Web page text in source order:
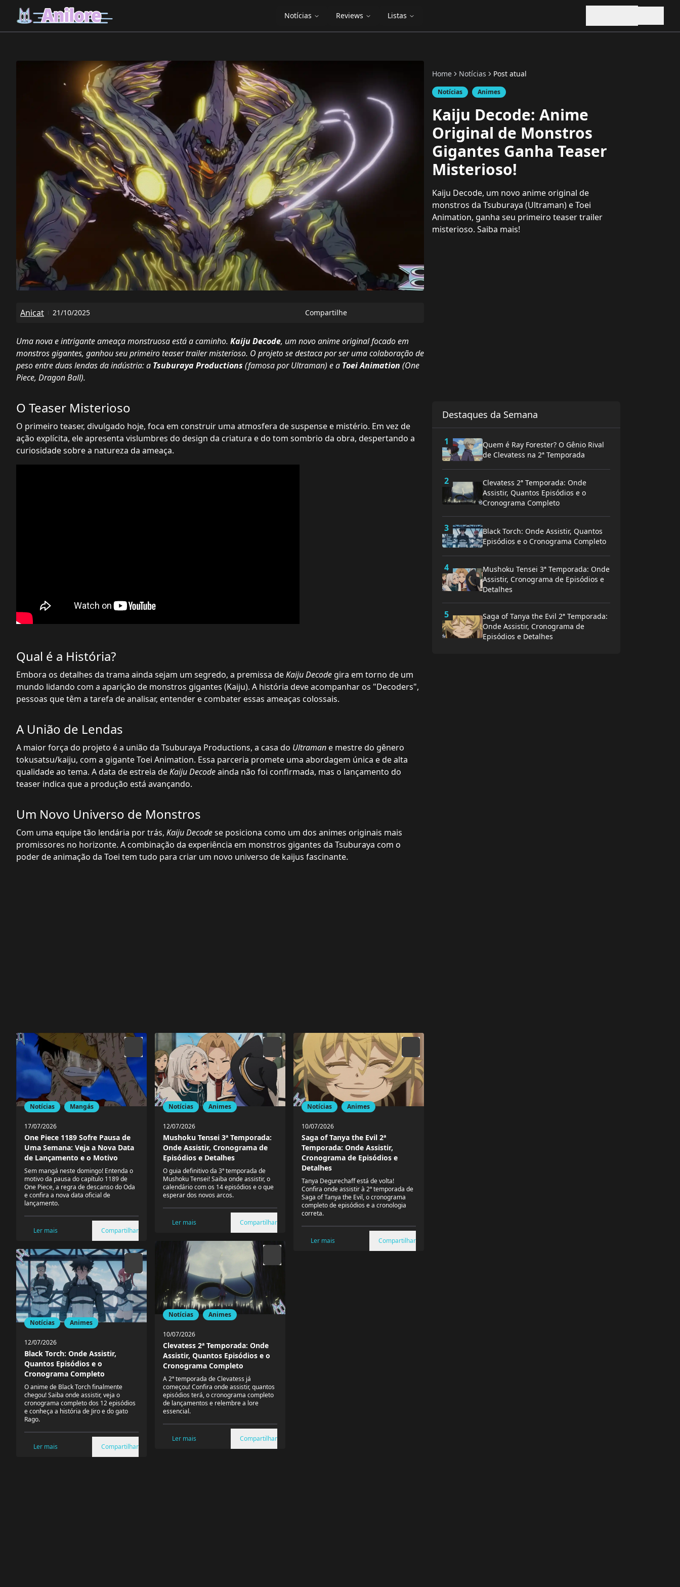
Notícias Reviews Listas
Home Notícias Post atual
Notícias Animes
Kaiju Decode: Anime
Original de Monstros
Gigantes Ganha Teaser
Misterioso!
Kaiju Decode, um novo anime original de
monstros da Tsuburaya (Ultraman) e Toei
Animation, ganha seu primeiro teaser trailer
misterioso. Saiba mais!
Destaques da Semana
1
Quem é Ray Forester? O Gênio Rival
de Clevatess na 2ª Temporada
2
Clevatess 2ª Temporada: Onde
Assistir, Quantos Episódios e o
Cronograma Completo
3
Black Torch: Onde Assistir, Quantos
Episódios e o Cronograma Completo
4
Mushoku Tensei 3ª Temporada: Onde
Assistir, Cronograma de Episódios e
Detalhes
5
Saga of Tanya the Evil 2ª Temporada:
Onde Assistir, Cronograma de
Episódios e Detalhes
Anicat 21/10/2025 Compartilhe
Uma nova e intrigante ameaça monstruosa está a caminho. Kaiju Decode, um novo anime original focado em
monstros gigantes, ganhou seu primeiro teaser trailer misterioso. O projeto se destaca por ser uma colaboração de
peso entre duas lendas da indústria: a Tsuburaya Productions (famosa porUltraman) e a Toei Animation (One
Piece, Dragon Ball).
O Teaser Misterioso
O primeiro teaser, divulgado hoje, foca em construir uma atmosfera de suspense e mistério. Em vez de
ação explícita, ele apresenta vislumbres do design da criatura e do tom sombrio da obra, despertando a
curiosidade sobre a natureza da ameaça.
Qual é a História?
Embora os detalhes da trama ainda sejam um segredo, a premissa deKaiju Decode gira em torno de um
mundo lidando com a aparição de monstros gigantes (Kaiju). A história deve acompanhar os "Decoders",
pessoas que têm a tarefa de analisar, entender e combater essas ameaças colossais.
A União de Lendas
A maior força do projeto é a união da Tsuburaya Productions, a casa do Ultraman e mestre do gênero
tokusatsu/kaiju, com a gigante Toei Animation. Essa parceria promete uma abordagem única e de alta
qualidade ao tema. A data de estreia deKaiju Decodeainda não foi confirmada, mas o lançamento do
teaser indica que a produção está avançando.
Um Novo Universo de Monstros
Com uma equipe tão lendária por trás, Kaiju Decodese posiciona como um dos animes originais mais
promissores no horizonte. A combinação da experiência em monstros gigantes da Tsuburaya com o
poder de animação da Toei tem tudo para criar um novo universo de kaijus fascinante.
Notícias Mangás
17/07/2026
One Piece 1189 Sofre Pausa de
Uma Semana: Veja a Nova Data
de Lançamento e o Motivo
Sem mangá neste domingo! Entenda o
motivo da pausa do capítulo 1189 de
One Piece, a regra de descanso do Oda
e confira a nova data oficial de
lançamento.
Ler mais Compartilhar
Notícias Animes
12/07/2026
Black Torch: Onde Assistir,
Quantos Episódios e o
Cronograma Completo
O anime de Black Torch finalmente
chegou! Saiba onde assistir, veja o
cronograma completo dos 12 episódios
e conheça a história de Jiro e do gato
Rago.
Ler mais Compartilhar
Notícias Animes
12/07/2026
Mushoku Tensei 3ª Temporada:
Onde Assistir, Cronograma de
Episódios e Detalhes
O guia definitivo da 3ª temporada de
Mushoku Tensei! Saiba onde assistir, o
calendário com os 14 episódios e o que
esperar dos novos arcos.
Ler mais Compartilhar
Notícias Animes
10/07/2026
Clevatess 2ª Temporada: Onde
Assistir, Quantos Episódios e o
Cronograma Completo
A 2ª temporada de Clevatess já
começou! Confira onde assistir, quantos
episódios terá, o cronograma completo
de lançamentos e relembre a lore
essencial.
Ler mais Compartilhar
Notícias Animes
10/07/2026
Saga of Tanya the Evil 2ª
Temporada: Onde Assistir,
Cronograma de Episódios e
Detalhes
Tanya Degurechaff está de volta!
Confira onde assistir à 2ª temporada de
Saga of Tanya the Evil, o cronograma
completo de episódios e a cronologia
correta.
Ler mais Compartilhar